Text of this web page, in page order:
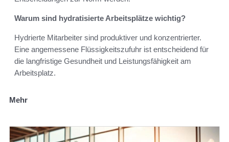
Warum sind hydratisierte Arbeitsplätze wichtig?
Hydrierte Mitarbeiter sind produktiver und konzentrierter.
Eine angemessene Flüssigkeitszufuhr ist entscheidend für
die langfristige Gesundheit und Leistungsfähigkeit am
Arbeitsplatz.
Mehr